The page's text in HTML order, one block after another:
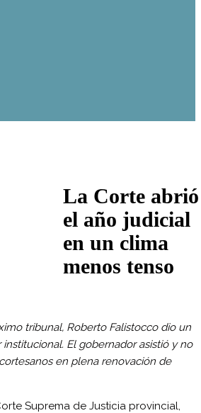
La Corte abrió
el año judicial
en un clima
menos tenso
tribunal, Roberto Falistocco dio un
El gobernador asistió y no
en plena renovación de
Suprema de Justicia provincial,